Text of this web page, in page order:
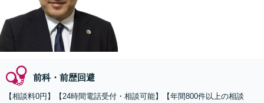
前科・前歴回避
【相談料0円】【24時間電話受付・相談可能】【年間800件以上の相談